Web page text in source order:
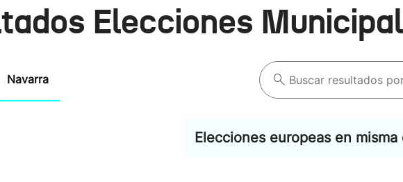
Elecciones
Navarra
Elecciones europeas en